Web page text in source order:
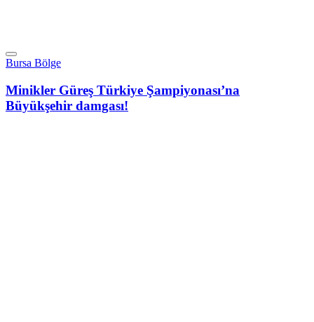
Bursa Bölge
Minikler Güreş Türkiye Şampiyonası’na
Büyükşehir damgası!